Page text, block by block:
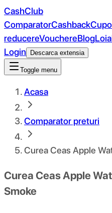
CashClub
ComparatorCashback
reducereVouchereBlog
Login
Descarca extensia
Toggle menu
Acasa
Comparator preturi
Curea Ceas Apple
Curea Ceas Apple
Smoke